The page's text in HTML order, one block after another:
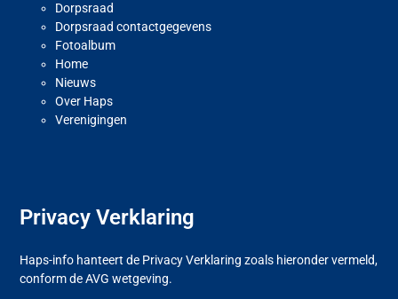
Dorpsraad
Dorpsraad contactgegevens
Fotoalbum
Home
Nieuws
Over Haps
Verenigingen
Privacy Verklaring
Haps-info hanteert de Privacy Verklaring zoals hieronder vermeld,
conform de AVG wetgeving.